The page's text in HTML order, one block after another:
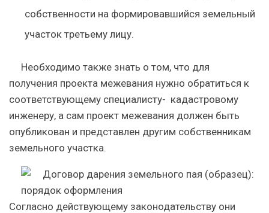
собственности на формировавшийся земельный
участок третьему лицу.
Необходимо также знать о том, что для
получения проекта межевания нужно обратиться к
соответствующему специалисту- кадастровому
инженеру, а сам проект межевания должен быть
опубликован и представлен другим собственникам
земельного участка.
Согласно действующему законодательству они